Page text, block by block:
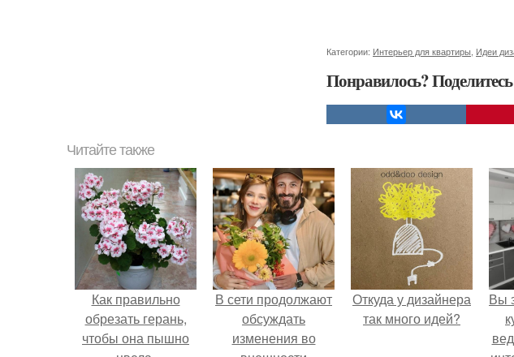
Категории: Интерьер для квартиры Идеи
Понравилось?
Читайте также
Как правильно
обрезать герань,
чтобы она пышно
В сети продолжают
обсуждать
изменения во
Откуда у дизайнера
так много идей?
Вы